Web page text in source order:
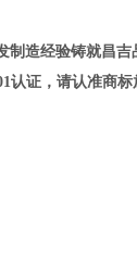
制造经验铸就昌吉
认证，请认准商标